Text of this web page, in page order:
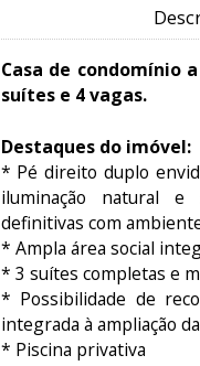
Casa de condomínio
suítes e 4 vagas.
Destaques do imóvel:
* Pé direito duplo
iluminação natural e
definitivas com
* Ampla área social
* 3 suítes completas e
* Possibilidade de
integrada à ampliação
* Piscina privativa